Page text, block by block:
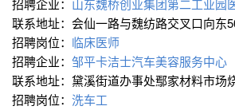
招聘企业： 山东魏桥创业集团第二工业园
联系地址：会仙一路与魏纺路交叉口向东
招聘岗位： 临床医师
招聘企业： 邹平卡洁士汽车美容服务中心
联系地址：黛溪街道办事处鄢家材料市场
招聘岗位： 洗车工